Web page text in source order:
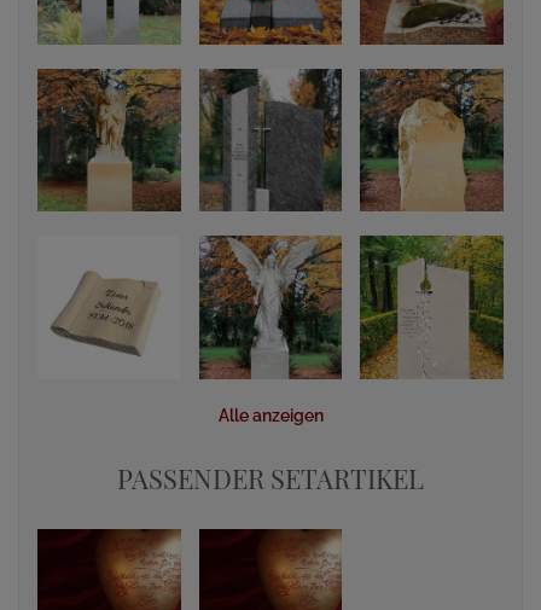
Alle anzeigen
PASSENDER SETARTIKEL